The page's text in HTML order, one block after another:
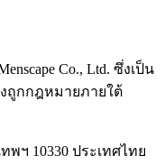
Co., Ltd. ซึ่งเป็น
ถูกกฎหมายภายใต้
พฯ 10330 ประเทศไทย